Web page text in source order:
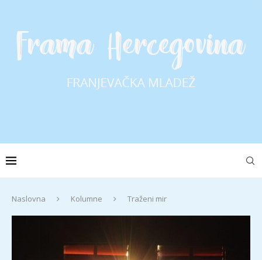
Naslovna Kolumne Traženi mir